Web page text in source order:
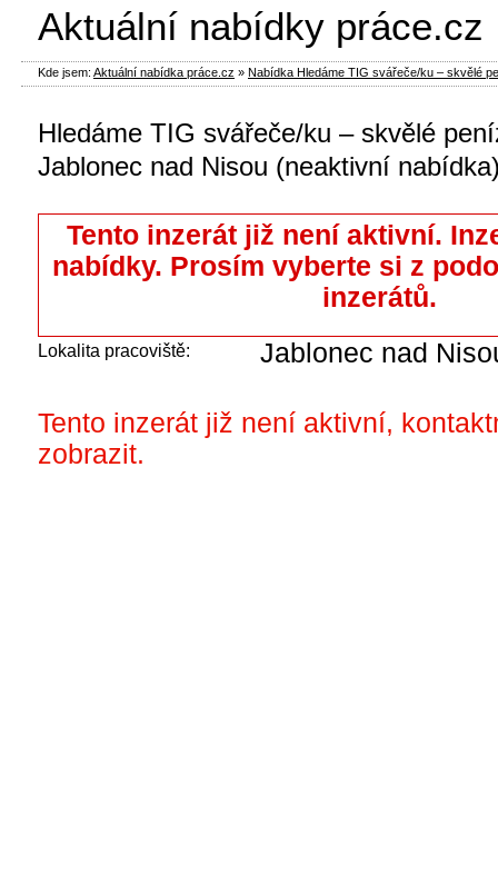
Hledáme TIG svářeče/ku – skvělé
Jablonec nad Nisou (neaktivní
Tento inzerát již není aktivní.
nabídky. Prosím vyberte si z
inzerátů.
Lokalita pracoviště: Jablonec nad
Tento inzerát již není aktivní,
zobrazit.
Aktuální nabídky práce.cz
Kde jsem: Aktuální nabídka práce.cz » Nabídka Hledáme TIG svářeče/ku – skvělé